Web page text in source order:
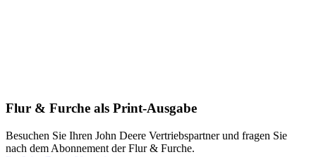
Flur & Furche als Print-Ausgabe
Besuchen Sie Ihren John Deere Vertriebspartner und fragen Sie
nach dem Abonnement der Flur & Furche.